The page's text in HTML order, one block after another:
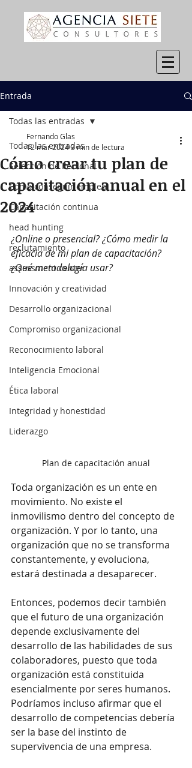
Entrada
Todas las entradas
Selección de Personal
Cómo conseguir empleo
Capacitación continua
head hunting
reclutamiento
assessment center
Innovación y creatividad
Desarrollo organizacional
Compromiso organizacional
Reconocimiento laboral
Inteligencia Emocional
Ética laboral
Integridad y honestidad
Liderazgo
Todas las entradas
Cómo crear tu plan de
capacitación anual en el
2024
Fernando Glas
12 mar 20243 min de lectura
¿Online o presencial? ¿Cómo medir la
eficacia de mi plan de capacitación?
¿Qué metodología usar?
Plan de capacitación anual
Toda organización es un ente en
movimiento. No existe el
inmovilismo dentro del concepto de
organización. Y por lo tanto, una
organización que no se transforma
constantemente, y evoluciona,
estará destinada a desaparecer.
Entonces, podemos decir también
que el futuro de una organización
depende exclusivamente del
desarrollo de las habilidades de sus
colaboradores, puesto que toda
organización está constituida
esencialmente por seres humanos.
Podríamos incluso afirmar que el
desarrollo de competencias debería
ser la base del instinto de
supervivencia de una empresa.